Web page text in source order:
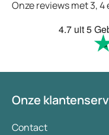
Onze reviews met 3, 4
4.7uit 5
Onze
Contact